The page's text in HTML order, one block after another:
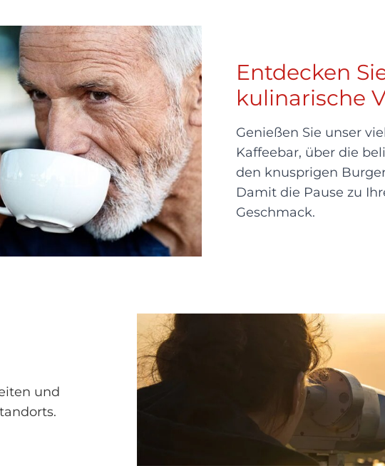
Entdecken
kulinarische
Genießen Sie unser
Kaffeebar, über die
den knusprigen
Damit die Pause zu
Geschmack.
und